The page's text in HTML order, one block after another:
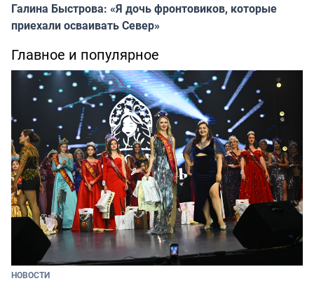
Галина Быстрова: «Я дочь фронтовиков, которые
приехали осваивать Север»
Главное и популярное
НОВОСТИ